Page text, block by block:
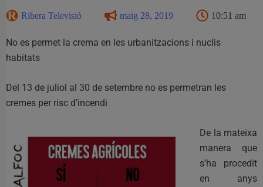
Ribera Televisió maig 28, 2019 10:51 am
No es permet la crema en les urbanitzacions i nuclis
habitats
Del 13 de juliol al 30 de setembre no es permetran les
cremes per risc d’incendi
De la mateixa
manera que
s’ha procedit
en anys